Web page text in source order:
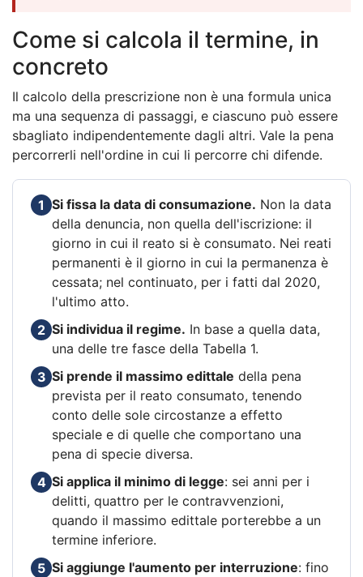
Come si calcola il termine, in
concreto
Il calcolo della prescrizione non è una formula unica
ma una sequenza di passaggi, e ciascuno può essere
sbagliato indipendentemente dagli altri. Vale la pena
percorrerli nell'ordine in cui li percorre chi difende.
1 Si fissa la data di consumazione. Non la data
della denuncia, non quella dell'iscrizione: il
giorno in cui il reato si è consumato. Nei reati
permanenti è il giorno in cui la permanenza è
cessata; nel continuato, per i fatti dal 2020,
l'ultimo atto.
2 Si individua il regime. In base a quella data,
una delle tre fasce della Tabella 1.
3 Si prende il massimo edittale della pena
prevista per il reato consumato, tenendo
conto delle sole circostanze a effetto
speciale e di quelle che comportano una
pena di specie diversa.
4 Si applica il minimo di legge: sei anni per i
delitti, quattro per le contravvenzioni,
quando il massimo edittale porterebbe a un
termine inferiore.
5 Si aggiunge l'aumento per interruzione: fino